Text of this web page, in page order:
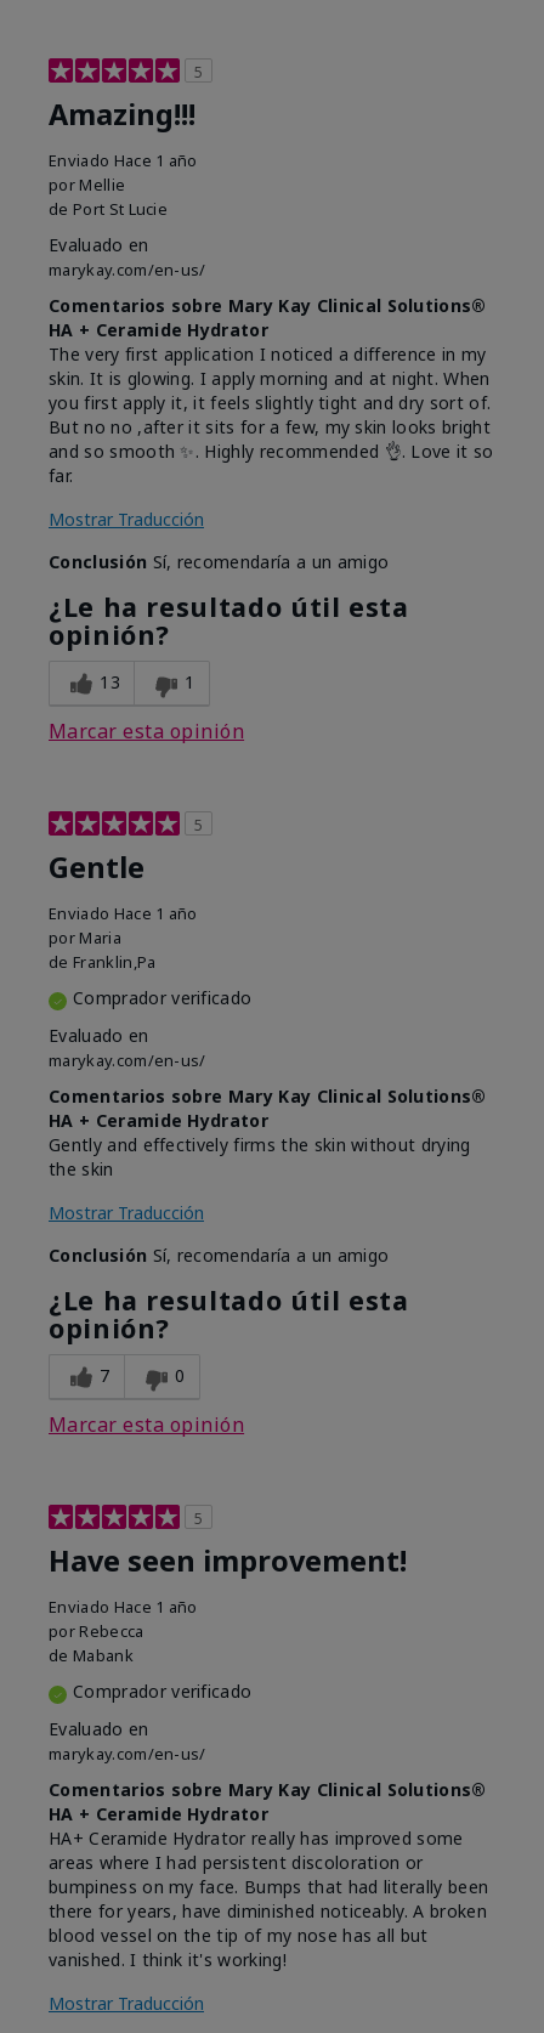
5
Amazing!!!
Enviado Hace 1 año
por Mellie
de Port St Lucie
Evaluado en
marykay.com/en-us/
Comentarios sobre Mary Kay Clinical Solutions®
HA + Ceramide Hydrator
The very first application I noticed a difference in my
skin. It is glowing. I apply morning and at night. When
you first apply it, it feels slightly tight and dry sort of.
But no no ,after it sits for a few, my skin looks bright
and so smooth ✨️. Highly recommended 👌. Love it so
far.
Mostrar Traducción
Conclusión Sí, recomendaría a un amigo
¿Le ha resultado útil esta
opinión?
13 1
Marcar esta opinión
5
Gentle
Enviado Hace 1 año
por Maria
de Franklin,Pa
Comprador verificado
Evaluado en
marykay.com/en-us/
Comentarios sobre Mary Kay Clinical Solutions®
HA + Ceramide Hydrator
Gently and effectively firms the skin without drying
the skin
Mostrar Traducción
Conclusión Sí, recomendaría a un amigo
¿Le ha resultado útil esta
opinión?
7 0
Marcar esta opinión
5
Have seen improvement!
Enviado Hace 1 año
por Rebecca
de Mabank
Comprador verificado
Evaluado en
marykay.com/en-us/
Comentarios sobre Mary Kay Clinical Solutions®
HA + Ceramide Hydrator
HA+ Ceramide Hydrator really has improved some
areas where I had persistent discoloration or
bumpiness on my face. Bumps that had literally been
there for years, have diminished noticeably. A broken
blood vessel on the tip of my nose has all but
vanished. I think it's working!
Mostrar Traducción